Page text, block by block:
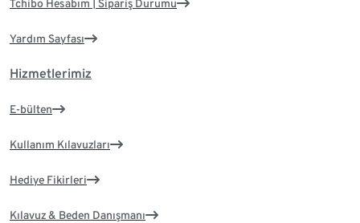
Tchibo Hesabım | Sipariş Durumu
Yardım Sayfası
Hizmetlerimiz
E-bülten
Kullanım Kılavuzları
Hediye Fikirleri
Kılavuz & Beden Danışmanı